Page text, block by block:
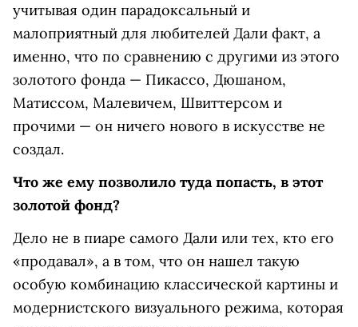
учитывая один парадоксальный и
малоприятный для любителей Дали факт, а
именно, что по сравнению с другими из этого
золотого фонда — Пикассо, Дюшаном,
Матиссом, Малевичем, Швиттерсом и
прочими — он ничего нового в искусстве не
создал.
Что же ему позволило туда попасть, в этот
золотой фонд?
Дело не в пиаре самого Дали или тех, кто его
«продавал», а в том, что он нашел такую
особую комбинацию классической картины и
модернистского визуального режима, которая